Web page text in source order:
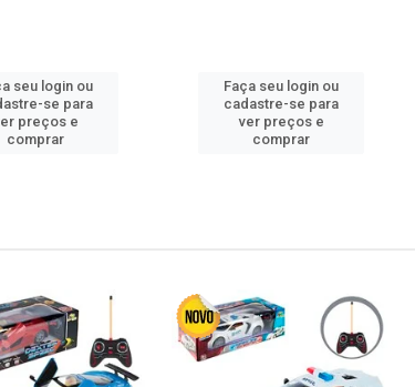
seu login ou
se para
preços e
comprar
Faça seu login ou
cadastre-se para
ver preços e
comprar